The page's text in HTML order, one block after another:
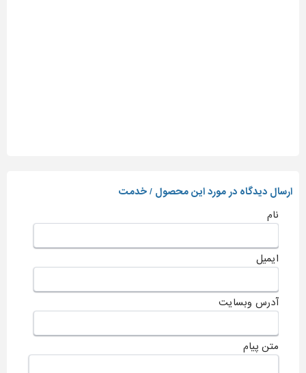
ارسال دیدگاه در مورد این محصول / خدمت
نام
ایمیل
آدرس وبسایت
متن پیام